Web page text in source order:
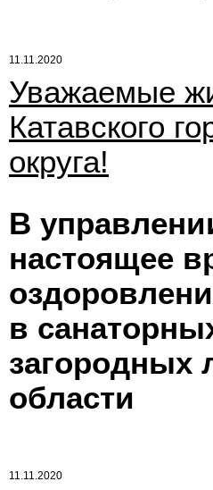
11.11.2020
Уважаемые
Катавского
округа!
В
настоящее
в
загородных
области
11.11.2020